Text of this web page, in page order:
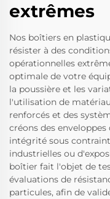
extrêmes
Nos boîtiers en
résister à des
opérationnelles
optimale de votre
la poussière et les
l'utilisation de
renforcés et des
créons des
intégrité sous
industrielles ou
boîtier fait l'objet de
évaluations de
particules, afin de